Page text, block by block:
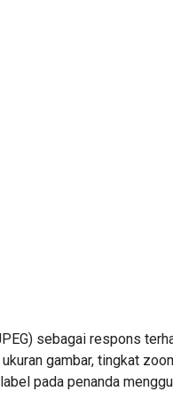
sebagai respons
gambar, tingkat
pada penanda